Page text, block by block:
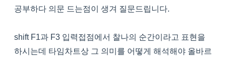
공부하다 의문 드는점이 생겨 질문드립니다.
shift F1과 F3 입력접점에서 찰나의 순간이라고 표현을
하시는데 타임차트상 그 의미를 어떻게 해석해야 올바르